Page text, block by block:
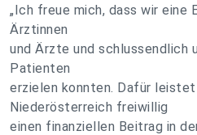
„Ich freue mich, dass wir eine
Ärztinnen
und Ärzte und schlussendlich
Patienten
erzielen konnten. Dafür leistet
Niederösterreich freiwillig
einen finanziellen Beitrag in